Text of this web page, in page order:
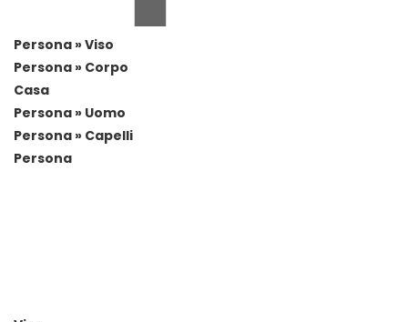
Persona » Viso
Persona » Corpo
Casa
Persona » Uomo
Persona » Capelli
Persona